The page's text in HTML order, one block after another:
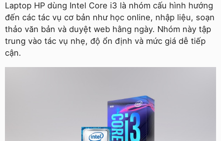
Laptop HP dùng Intel Core i3 là nhóm cấu hình hướng
đến các tác vụ cơ bản như học online, nhập liệu, soạn
thảo văn bản và duyệt web hằng ngày. Nhóm này tập
trung vào tác vụ nhẹ, độ ổn định và mức giá dễ tiếp
cận.